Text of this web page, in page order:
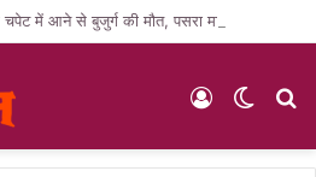
में आने से बुजुर्ग की मौत, पसरा मातम
Switch
Log